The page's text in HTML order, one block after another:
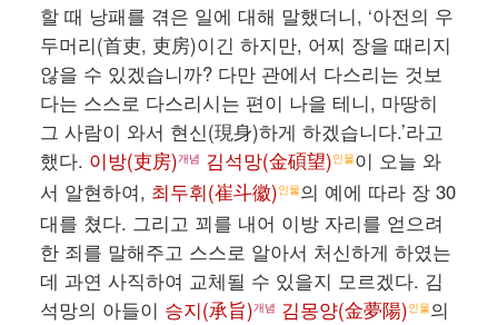
할 때 낭패를 겪은 일에 대해 말했더니, ‘아전의 우
두머리(首吏, 吏房)이긴 하지만, 어찌 장을 때리지
않을 수 있겠습니까? 다만 관에서 다스리는 것보
다는 스스로 다스리시는 편이 나을 테니, 마땅히
그 사람이 와서 현신(現身)하게 하겠습니다.’라고
했다. 이방(吏房)개념 김석망(金碩望)인물이 오늘 와
서 알현하여, 최두휘(崔斗徽)인물의 예에 따라 장 30
대를 쳤다. 그리고 꾀를 내어 이방 자리를 얻으려
한 죄를 말해주고 스스로 알아서 처신하게 하였는
데 과연 사직하여 교체될 수 있을지 모르겠다. 김
석망의 아들이 승지(承旨)개념 김몽양(金夢陽)인물의